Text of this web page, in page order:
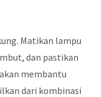
Matikan lampu
dan pastikan
membantu
dari kombinasi